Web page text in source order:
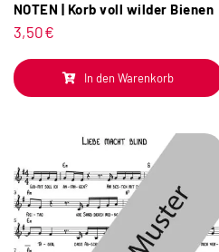
NOTEN | Korb voll wilder Bienen
3,50€
In den Warenkorb